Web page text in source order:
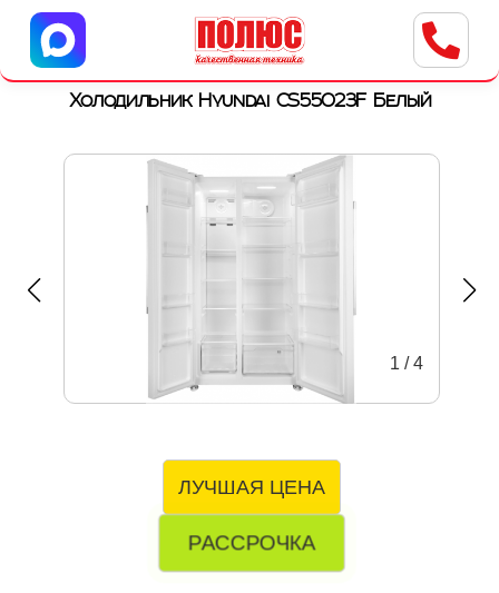
Центр бытовой техники
г. Ульяновск, ул. Пушкарева, 8a
Холодильник Hyundai CS55023F Белый
1 /4
ЛУЧШАЯ ЦЕНА
РАССРОЧКА